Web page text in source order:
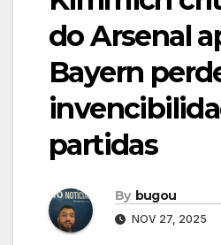
do Arsenal
Bayern
partidas
By bugou
NOV 27, 2025